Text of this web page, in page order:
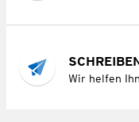
Wir helfen